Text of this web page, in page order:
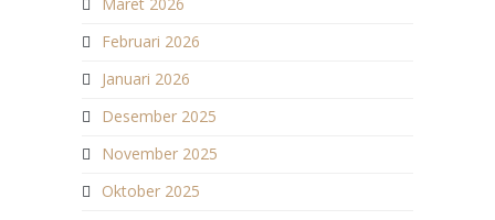
Februari 2026
Januari 2026
Desember 2025
November 2025
Oktober 2025